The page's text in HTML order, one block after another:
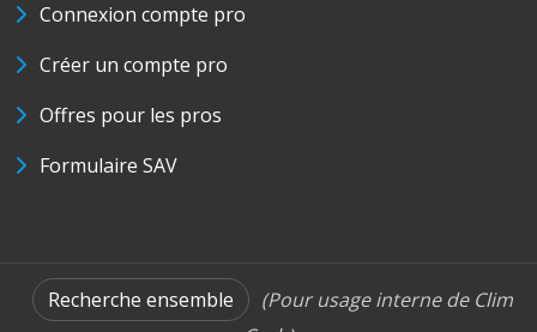
Connexion compte pro
Créer un compte pro
Offres pour les pros
Formulaire SAV
Recherche ensemble
(Pour usage interne de Clim